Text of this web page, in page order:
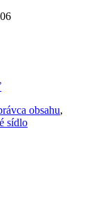
obsahu,
sídlo